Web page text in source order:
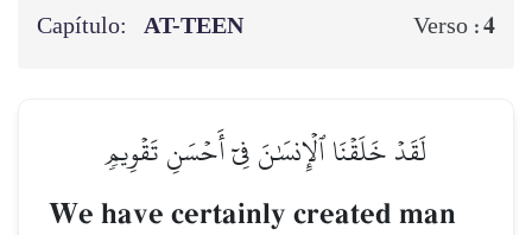
Capítulo: AT-TEEN Verso :4
لَقَدۡ خَلَقۡنَا ٱلۡإِنسَٰنَ فِيٓ أَحۡسَنِ تَقۡوِيمٖ
We have certainly created man